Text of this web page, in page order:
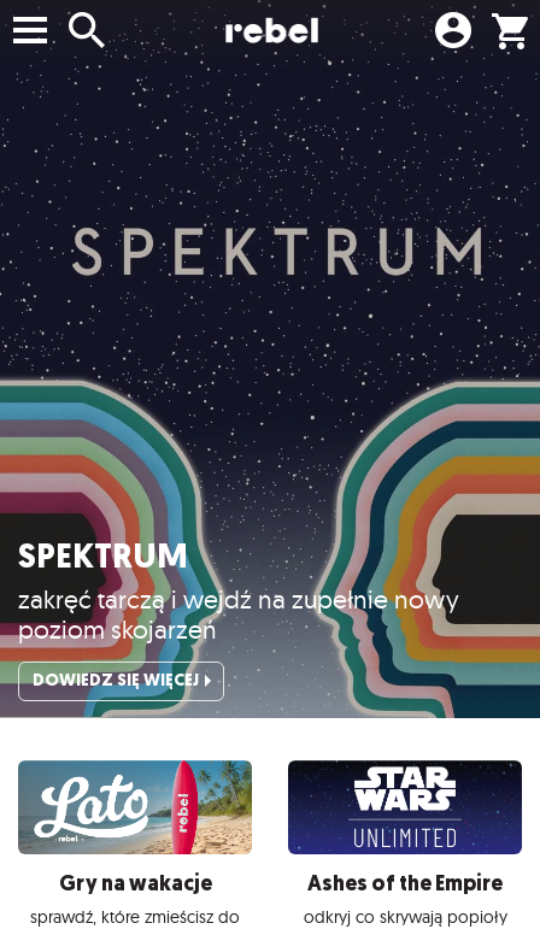
SPEKTRUM
zakręć tarczą i wejdź na zupełnie nowy
poziom skojarzeń
DOWIEDZ SIĘ WIĘCEJ
Gry na wakacje
sprawdź, które zmieścisz do
Ashes of the Empire
odkryj co skrywają popioły